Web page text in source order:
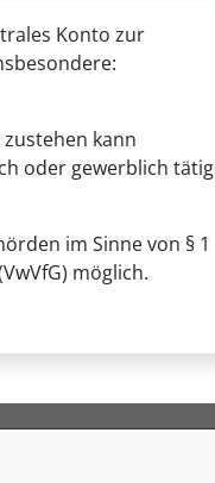
Konto zur
kann
oder gewerblich tätig
im Sinne von § 1
möglich.